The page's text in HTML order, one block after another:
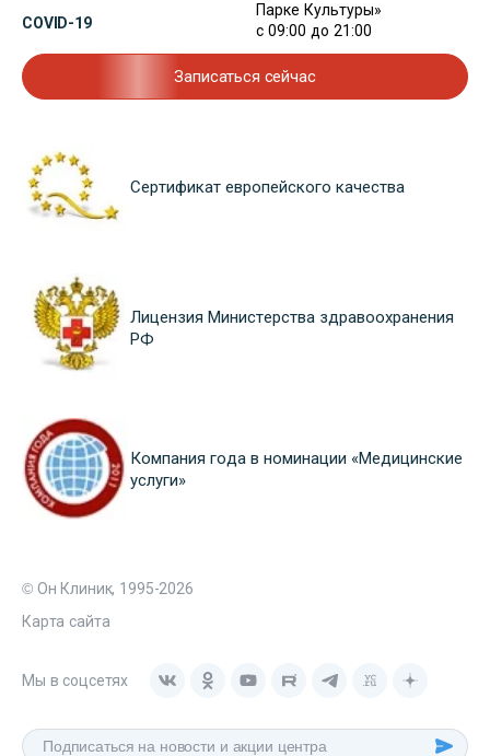
COVID-19
Парке Культуры»
с 09:00 до 21:00
Записаться сейчас
Сертификат европейского качества
Лицензия Министерства здравоохранения
РФ
Компания года в номинации «Медицинские
услуги»
© Он Клиник, 1995-2026
Карта сайта
Мы в соцсетях